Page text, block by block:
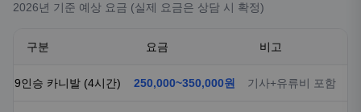
2026년 기준 예상 요금 (실제 요금은 상담 시 확정)
구분 요금 비고
9인승 카니발 (4시간) 250,000~350,000원 기사+유류비 포함